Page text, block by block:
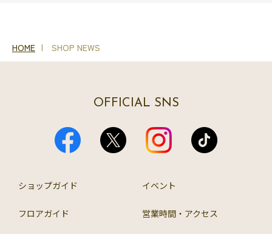
HOME SHOP NEWS
OFFICIAL SNS
ショップガイド イベント
フロアガイド 営業時間・アクセス